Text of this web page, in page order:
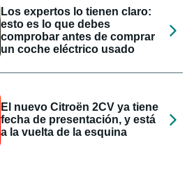
Los expertos lo tienen claro:
esto es lo que debes
comprobar antes de comprar
un coche eléctrico usado
El nuevo Citroën 2CV ya tiene
fecha de presentación, y está
a la vuelta de la esquina